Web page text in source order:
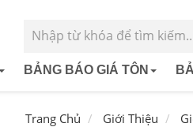
Tôn đông á
BẢNG BÁO GIÁ TÔN
Mút xốp cách nhiệt
Trang Chủ Giới Thiệu